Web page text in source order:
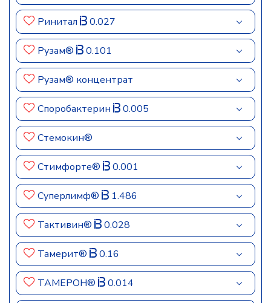
Ринитал 0.027
Рузам® 0.101
Рузам® концентрат
Споробактерин 0.005
Стемокин®
Стимфорте® 0.001
Суперлимф® 1.486
Тактивин® 0.028
Тамерит® 0.16
ТАМЕРОН® 0.014